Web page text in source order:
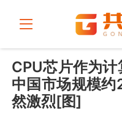
CPU芯片作为
中国市场规模
然激烈[图]